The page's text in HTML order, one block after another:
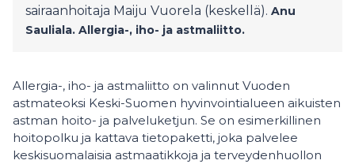
sairaanhoitaja Maiju Vuorela (keskellä). Anu
Sauliala. Allergia-, iho- ja astmaliitto.
Allergia-, iho- ja astmaliitto on valinnut Vuoden
astmateoksi Keski-Suomen hyvinvointialueen aikuisten
astman hoito- ja palveluketjun. Se on esimerkillinen
hoitopolku ja kattava tietopaketti, joka palvelee
keskisuomalaisia astmaatikkoja ja terveydenhuollon